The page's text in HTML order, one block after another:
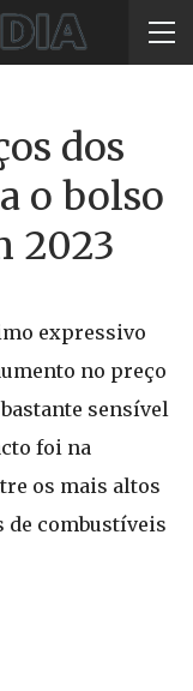
dos
o bolso
2023
expressivo
no preço
sensível
foi na
os mais altos
de combustíveis